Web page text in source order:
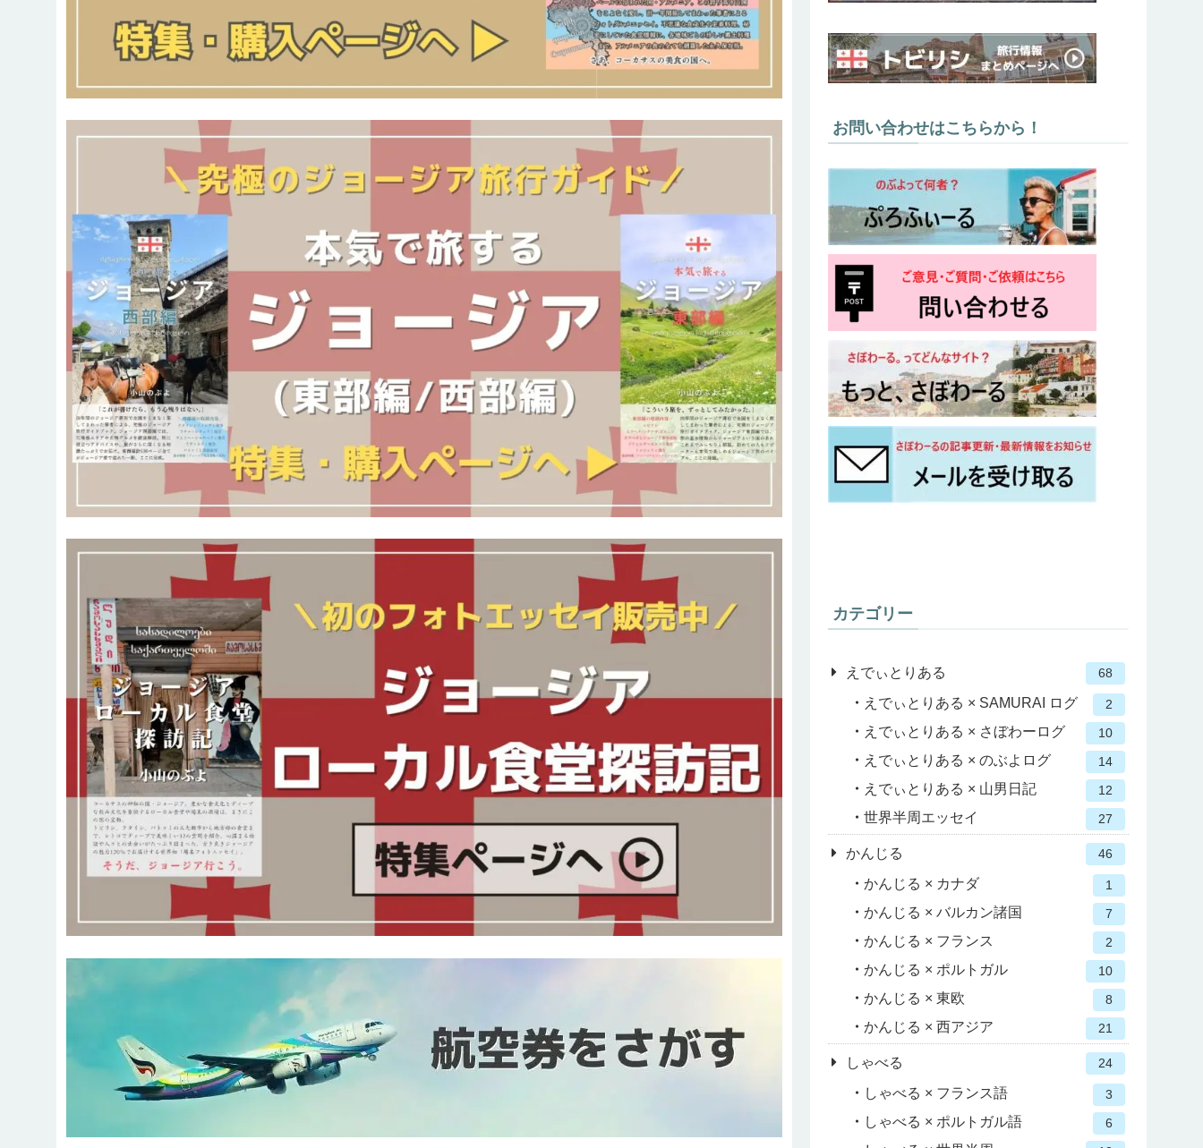
お問い合わせはこちらから！
カテゴリー
えでぃとりある 68
えでぃとりある × SAMURAI ログ 2
えでぃとりある × さぼわーログ 10
えでぃとりある × のぶよログ 14
えでぃとりある × 山男日記 12
世界半周エッセイ 27
かんじる 46
かんじる × カナダ 1
かんじる × バルカン諸国 7
かんじる × フランス 2
かんじる × ポルトガル 10
かんじる × 東欧 8
かんじる × 西アジア 21
しゃべる 24
しゃべる × フランス語 3
しゃべる × ポルトガル語 6